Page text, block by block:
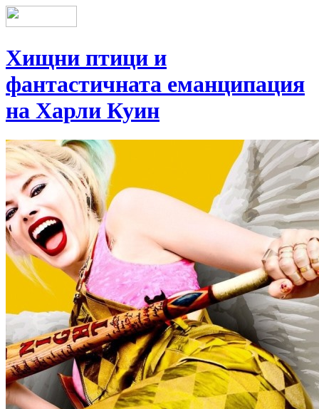
Хищни птици и
фантастичната еманципация
на Харли Куин